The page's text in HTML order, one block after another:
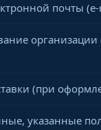
почты
(при
указанные